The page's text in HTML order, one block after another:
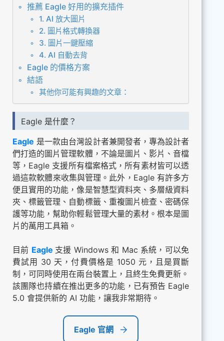
推薦 Eagle 好用的擴充插件
1. AI 放大圖片
2. 圖片格式轉換器
3. 圖片一鍵壓縮
4. AI 自動去背
Eagle 的價格方案
結語
其他你可能有興趣的文章：
Eagle 是什麼？
Eagle 是一款由台灣設計者兼開發者，專為設計者
們打造的圖片管理軟體，不論是圖片、影片、音檔
等，Eagle 支援所有檔案格式，所有素材皆可以透
過這款軟體來收集與管理。此外，Eagle 有許多方
便且實用的功能，像是智慧型資料夾、多層級資料
夾、標籤管理、自動標籤、重複圖片檢查、密碼保
護等功能，幫助你輕鬆管理大量的素材。根本是圖
片的萬用工具箱。
目前 Eagle 支援 Windows 和 Mac 系統，可以免
費試用 30 天，付費價格是 1050 元，且是買斷
制，可同時使用在兩台裝置上，且終生免費更新。
該團隊也持續在推出更多的功能，已有預告 Eagle
5.0 會提供新的 AI 功能，讓我非常期待。
Eagle 官網